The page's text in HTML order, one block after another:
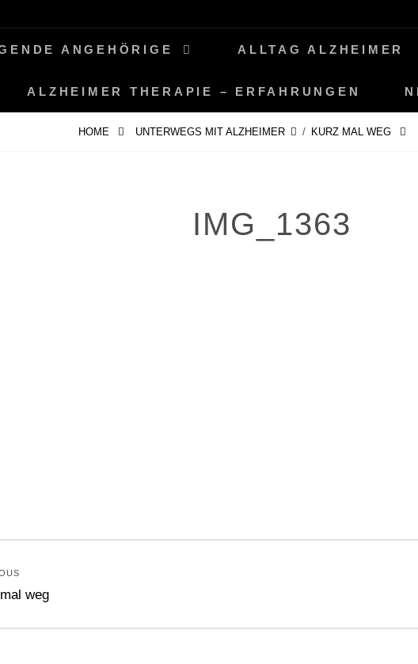
ANGEHÖRIGE ALLTAG ALZHEIMER
ALZHEIMER THERAPIE – ERFAHRUNGEN
HOME UNTERWEGS MIT ALZHEIMER / KURZ MAL WEG
IMG_1363
weg